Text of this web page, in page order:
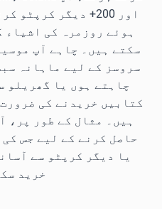
اور 200+ دیگر
ہوئے روزمرہ کی اشیاء
سکتے ہیں۔ چاہے آپ
سروسز کے لیے ماہانہ
چاہتے ہوں یا گھریلو
کتابیں خریدنے کی
ہیں۔ مثال کے طور پر،
خرید